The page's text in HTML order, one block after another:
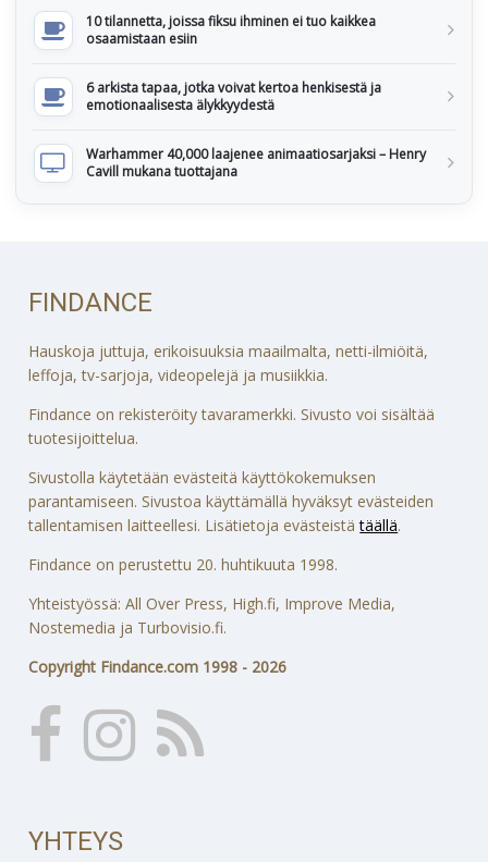
10 tilannetta, joissa fiksu ihminen ei tuo kaikkea
osaamistaan esiin
6 arkista tapaa, jotka voivat kertoa henkisestä ja
emotionaalisesta älykkyydestä
Warhammer 40,000 laajenee animaatiosarjaksi – Henry
Cavill mukana tuottajana
FINDANCE
Hauskoja juttuja, erikoisuuksia maailmalta, netti-ilmiöitä,
leffoja, tv-sarjoja, videopelejä ja musiikkia.
Findance on rekisteröity tavaramerkki. Sivusto voi sisältää
tuotesijoittelua.
Sivustolla käytetään evästeitä käyttökokemuksen
parantamiseen. Sivustoa käyttämällä hyväksyt evästeiden
tallentamisen laitteellesi. Lisätietoja evästeistätäällä.
Findance on perustettu 20. huhtikuuta 1998.
Yhteistyössä: All Over Press, High.fi, Improve Media,
Nostemedia ja Turbovisio.fi.
Copyright Findance.com 1998 - 2026
YHTEYS